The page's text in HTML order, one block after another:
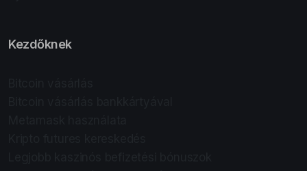
Kezdőknek